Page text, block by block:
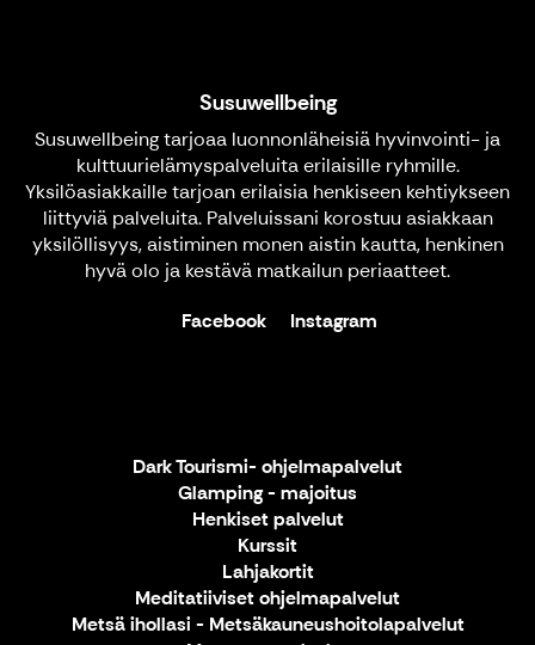
Susuwellbeing
Susuwellbeing tarjoaa luonnonläheisiä hyvinvointi- ja
kulttuurielämyspalveluita erilaisille ryhmille.
Yksilöasiakkaille tarjoan erilaisia henkiseen kehtiykseen
liittyviä palveluita. Palveluissani korostuu asiakkaan
yksilöllisyys, aistiminen monen aistin kautta, henkinen
hyvä olo ja kestävä matkailun periaatteet.
Facebook
Instagram
Dark Tourismi- ohjelmapalvelut
Glamping - majoitus
Henkiset palvelut
Kurssit
Lahjakortit
Meditatiiviset ohjelmapalvelut
Metsä ihollasi - Metsäkauneushoitolapalvelut